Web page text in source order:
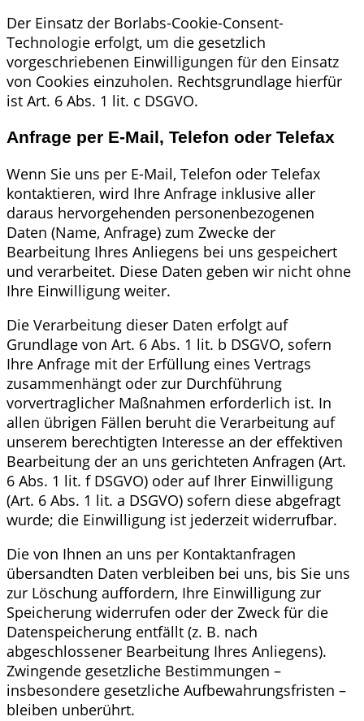
Der Einsatz der Borlabs-Cookie-Consent-
Technologie erfolgt, um die gesetzlich
vorgeschriebenen Einwilligungen für den Einsatz
von Cookies einzuholen. Rechtsgrundlage hierfür
ist Art. 6 Abs. 1 lit. c DSGVO.
Anfrage per E-Mail, Telefon oder Telefax
Wenn Sie uns per E-Mail, Telefon oder Telefax
kontaktieren, wird Ihre Anfrage inklusive aller
daraus hervorgehenden personenbezogenen
Daten (Name, Anfrage) zum Zwecke der
Bearbeitung Ihres Anliegens bei uns gespeichert
und verarbeitet. Diese Daten geben wir nicht ohne
Ihre Einwilligung weiter.
Die Verarbeitung dieser Daten erfolgt auf
Grundlage von Art. 6 Abs. 1 lit. b DSGVO, sofern
Ihre Anfrage mit der Erfüllung eines Vertrags
zusammenhängt oder zur Durchführung
vorvertraglicher Maßnahmen erforderlich ist. In
allen übrigen Fällen beruht die Verarbeitung auf
unserem berechtigten Interesse an der effektiven
Bearbeitung der an uns gerichteten Anfragen (Art.
6 Abs. 1 lit. f DSGVO) oder auf Ihrer Einwilligung
(Art. 6 Abs. 1 lit. a DSGVO) sofern diese abgefragt
wurde; die Einwilligung ist jederzeit widerrufbar.
Die von Ihnen an uns per Kontaktanfragen
übersandten Daten verbleiben bei uns, bis Sie uns
zur Löschung auffordern, Ihre Einwilligung zur
Speicherung widerrufen oder der Zweck für die
Datenspeicherung entfällt (z. B. nach
abgeschlossener Bearbeitung Ihres Anliegens).
Zwingende gesetzliche Bestimmungen –
insbesondere gesetzliche Aufbewahrungsfristen –
bleiben unberührt.